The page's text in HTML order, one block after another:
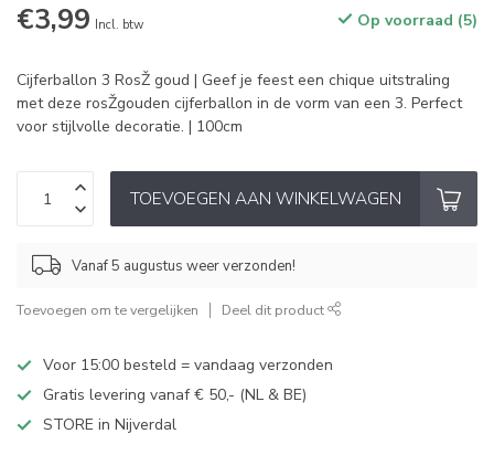
€3,99 Incl. btw Op voorraad (5)
Cijferballon 3 RosŽ goud | Geef je feest een chique uitstraling
met deze rosŽgouden cijferballon in de vorm van een 3. Perfect
voor stijlvolle decoratie. | 100cm
TOEVOEGEN AAN WINKELWAGEN
Vanaf 5 augustus weer verzonden!
Toevoegen om te vergelijken Deel dit product
Voor 15:00 besteld = vandaag verzonden
Gratis levering vanaf € 50,- (NL & BE)
STORE in Nijverdal